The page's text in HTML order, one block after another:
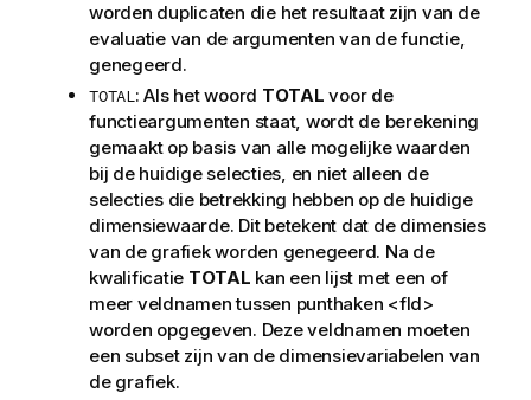
worden duplicaten die het resultaat zijn van de
evaluatie van de argumenten van de functie,
genegeerd.
TOTAL: Als het woord TOTAL voor de
functieargumenten staat, wordt de berekening
gemaakt op basis van alle mogelijke waarden
bij de huidige selecties, en niet alleen de
selecties die betrekking hebben op de huidige
dimensiewaarde. Dit betekent dat de dimensies
van de grafiek worden genegeerd. Na de
kwalificatie TOTAL kan een lijst met een of
meer veldnamen tussen punthaken <fld>
worden opgegeven. Deze veldnamen moeten
een subset zijn van de dimensievariabelen van
de grafiek.